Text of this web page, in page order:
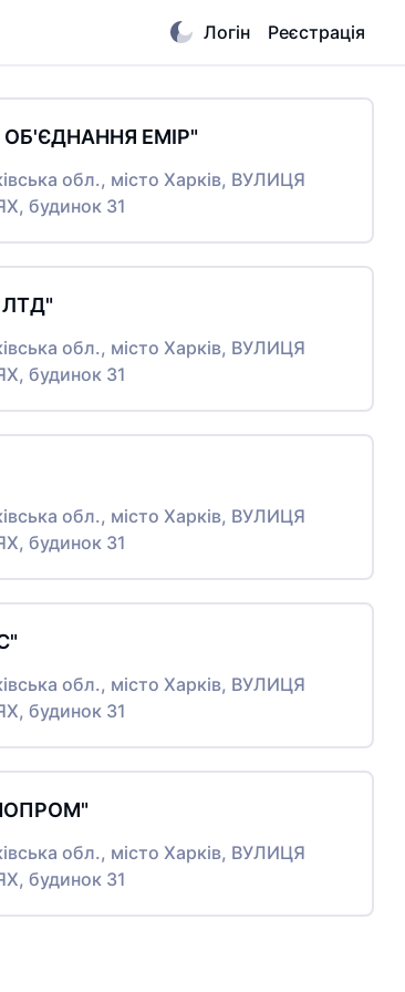
Логін Реєстрація
ЕМІР"
обл., місто Харків, ВУЛИЦЯ
будинок 31
ЛТД"
обл., місто Харків, ВУЛИЦЯ
будинок 31
обл., місто Харків, ВУЛИЦЯ
будинок 31
обл., місто Харків, ВУЛИЦЯ
будинок 31
обл., місто Харків, ВУЛИЦЯ
будинок 31